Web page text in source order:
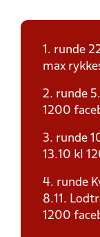
1. runde
max
2. runde
1200
3. runde
13.10 kl
4. runde
8.11.
1200